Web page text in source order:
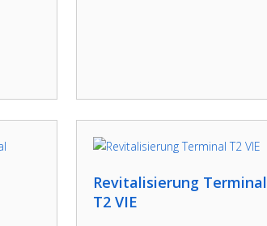
Revitalisierung Terminal
T2 VIE